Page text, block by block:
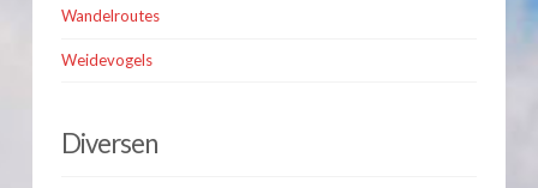
Wandelroutes
Weidevogels
Diversen